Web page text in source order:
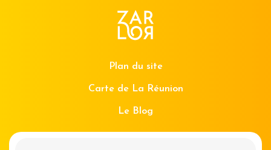
Plan du site
Carte de La Réunion
Le Blog